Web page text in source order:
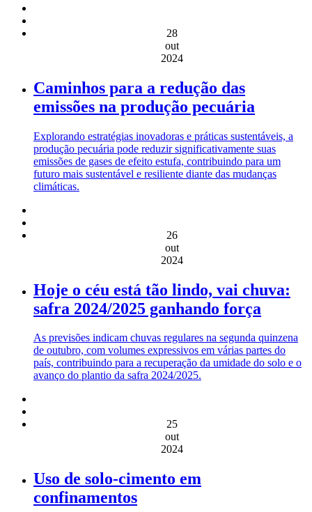
28
out
2024
Caminhos para a redução das
emissões na produção pecuária
Explorando estratégias inovadoras e práticas sustentáveis, a
produção pecuária pode reduzir significativamente suas
emissões de gases de efeito estufa, contribuindo para um
futuro mais sustentável e resiliente diante das mudanças
climáticas.
26
out
2024
Hoje o céu está tão lindo, vai chuva:
safra 2024/2025 ganhando força
As previsões indicam chuvas regulares na segunda quinzena
de outubro, com volumes expressivos em várias partes do
país, contribuindo para a recuperação da umidade do solo e o
avanço do plantio da safra 2024/2025.
25
out
2024
Uso de solo-cimento em
confinamentos